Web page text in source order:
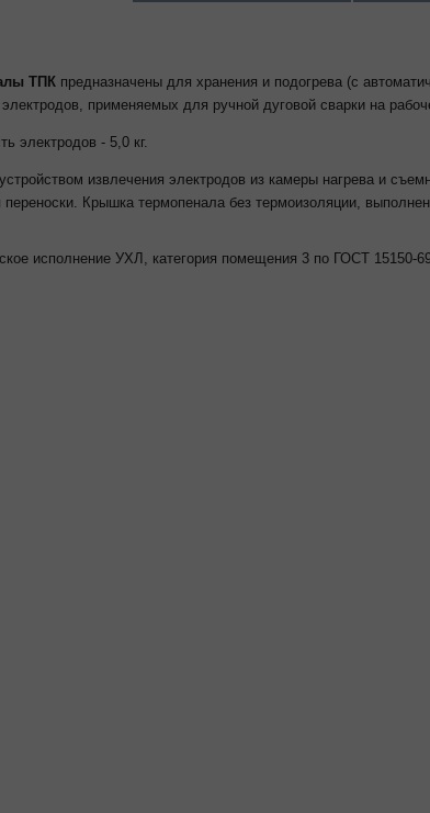
ТПКпредназначены для хранения и подогрева (с
применяемых для ручной дуговой сварки на
электродов - 5,0 кг.
извлечения электродов из камеры нагрева и
переноски. Крышка термопенала без термоизоляции,
исполнение УХЛ, категория помещения 3 по ГОСТ 15150-